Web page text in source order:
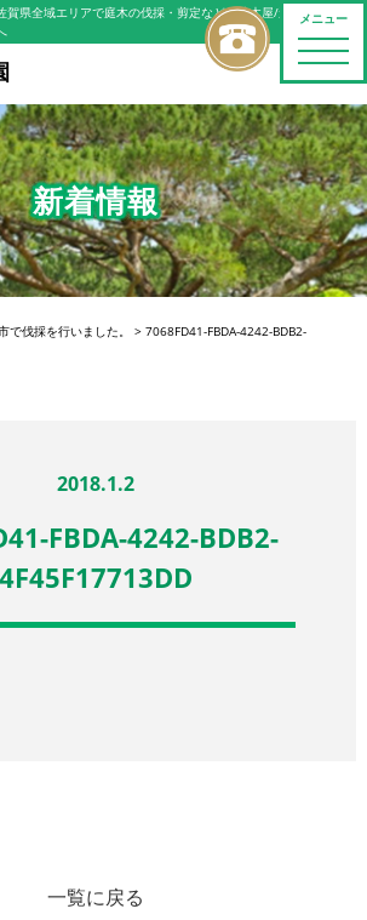
メニュー
toggle
県全域エリアで庭木の伐採・剪定などの植木屋/造園屋をお探
新着情報
で伐採を行いました。 > 7068FD41-FBDA-4242-BDB2-
2018.1.2
FBDA-4242-BDB2-
4F45F17713DD
一覧に戻る